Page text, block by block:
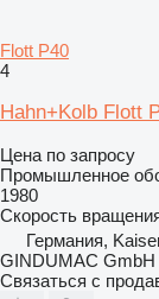
Flott P40
4
Hahn+Kolb Flott
Цена по запросу
Промышленное
1980
Скорость
Германия,
GINDUMAC GmbH
Связаться с